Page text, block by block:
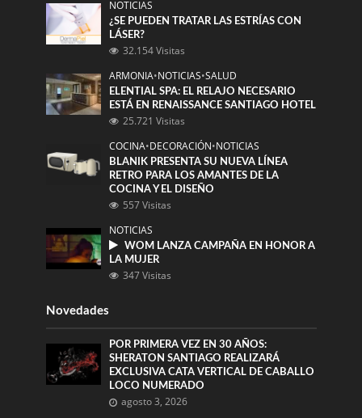
NOTICIAS
¿SE PUEDEN TRATAR LAS ESTRÍAS CON
LÁSER?
32.154 Visitas
ARMONIA•NOTICIAS•SALUD
ELENTIAL SPA: EL RELAJO NECESARIO
ESTÁ EN RENAISSANCE SANTIAGO HOTEL
25.721 Visitas
COCINA•DECORACIÓN•NOTICIAS
BLANIK PRESENTA SU NUEVA LÍNEA
RETRO PARA LOS AMANTES DE LA
COCINA Y EL DISEÑO
557 Visitas
NOTICIAS
WOM LANZA CAMPAÑA EN HONOR A
LA MUJER
347 Visitas
Novedades
POR PRIMERA VEZ EN 30 AÑOS:
SHERATON SANTIAGO REALIZARÁ
EXCLUSIVA CATA VERTICAL DE CABALLO
LOCO NUMERADO
agosto 3, 2026